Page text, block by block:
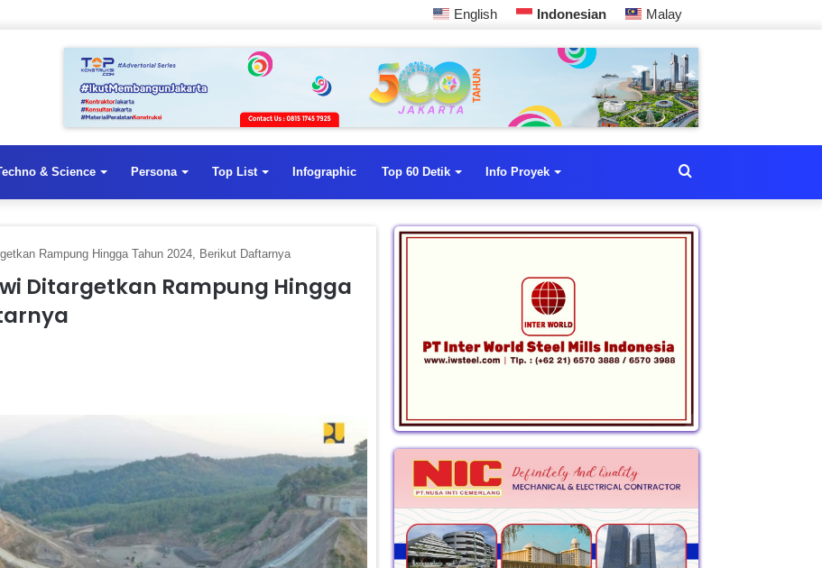
English Indonesian Malay
& Science Persona Top List Infographic Top 60 Detik Info Proyek
Rampung Hingga Tahun 2024, Berikut Daftarnya
Ditargetkan Rampung Hingga